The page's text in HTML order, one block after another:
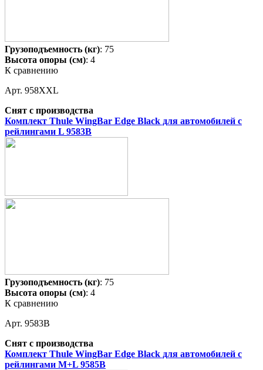
Грузоподъемность (кг): 75
Высота опоры (см): 4
К сравнению
Арт. 958XXL
Снят с производства
Комплект Thule WingBar Edge Black для автомобилей с
рейлингами L 9583B
Грузоподъемность (кг): 75
Высота опоры (см): 4
К сравнению
Арт. 9583B
Снят с производства
Комплект Thule WingBar Edge Black для автомобилей с
рейлингами M+L 9585B